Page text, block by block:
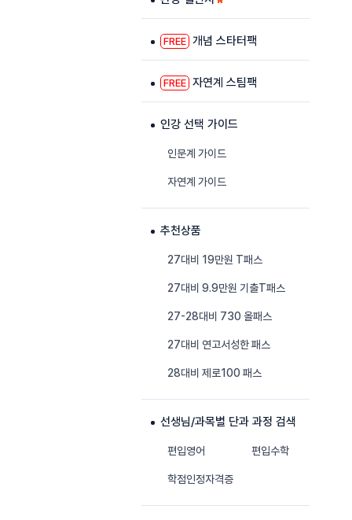
FREE 개념 스타터팩
FREE 자연계 스팀팩
인강 선택 가이드
인문계 가이드
자연계 가이드
추천상품
27대비 19만원 T패스
27대비 9.9만원 기출T패스
27-28대비 730 올패스
27대비 연고서성한 패스
28대비 제로100 패스
선생님/과목별 단과 과정 검색
편입영어 편입수학
학점인정자격증